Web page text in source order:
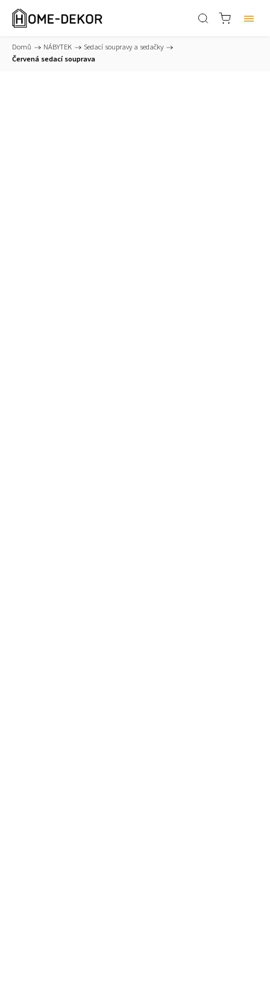
Domů / NÁBYTEK / Sedací soupravy a sedačky /
Červená sedací souprava